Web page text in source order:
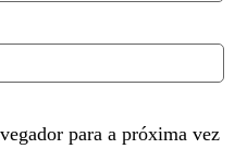
para a próxima vez